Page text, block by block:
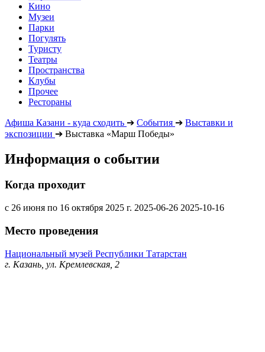
Кино
Музеи
Парки
Погулять
Туристу
Театры
Пространства
Клубы
Прочее
Рестораны
Афиша Казани - куда сходить ➔ События ➔ Выставки и
экспозиции ➔ Выставка «Марш Победы»
Информация о событии
Когда проходит
с 26 июня по 16 октября 2025 г. 2025-06-26 2025-10-16
Место проведения
Национальный музей Республики Татарстан
г. Казань, ул. Кремлевская, 2